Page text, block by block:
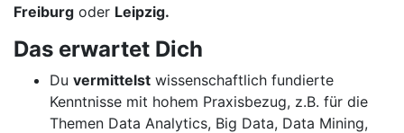
Freiburg oder Leipzig.
Das erwartet Dich
Du vermittelst wissenschaftlich fundierte
Kenntnisse mit hohem Praxisbezug, z.B. für die
Themen Data Analytics, Big Data, Data Mining,